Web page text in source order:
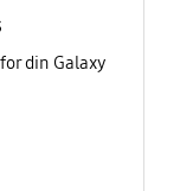
din Galaxy